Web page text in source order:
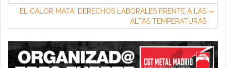
EL CALOR MATA: DERECHOS LABORALES FRENTE A LAS
ALTAS TEMPERATURAS